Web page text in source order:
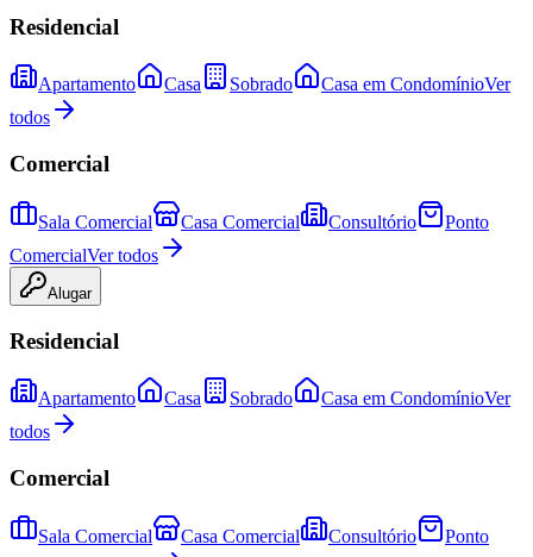
Residencial
Apartamento Casa Sobrado Casa em CondomínioVer
todos
Comercial
Sala Comercial Casa Comercial Consultório
Ponto
ComercialVer todos
Alugar
Residencial
Apartamento Casa Sobrado Casa em CondomínioVer
todos
Comercial
Sala Comercial Casa Comercial Consultório
Ponto